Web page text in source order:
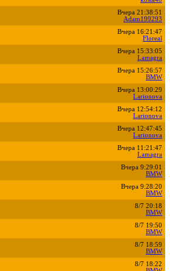
Вчера 21:38:51
Adam199293
Вчера 16:21:47
Floreal
Вчера 15:33:05
Lamagra
Вчера 15:26:57
BMW
Вчера 13:00:29
Larionova
Вчера 12:54:12
Larionova
Вчера 12:47:45
Larionova
Вчера 11:21:47
Lamagra
Вчера 9:29:01
BMW
Вчера 9:28:20
BMW
8/7 20:18
BMW
8/7 19:50
BMW
8/7 18:59
BMW
8/7 18:22